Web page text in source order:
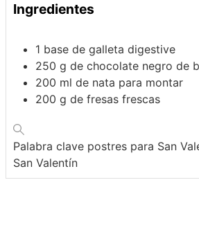
Ingredientes
1 base de galleta digestive
250 g de chocolate negro de
200 ml de nata para montar
200 g de fresas frescas
Palabra clave postres para San
San Valentín